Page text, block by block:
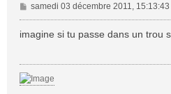
M
e
s
e
samedi 03 décembre 2011, 15:13:43
imagine si tu passe dans un trou